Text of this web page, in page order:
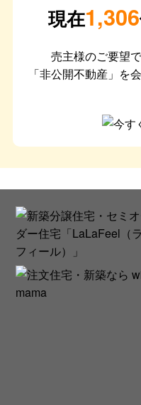
現在1,306
売主様のご要望
「非公開不動産」を